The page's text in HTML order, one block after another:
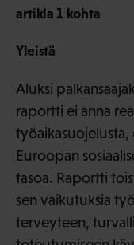
artikla 1 kohta
Yleistä
Aluksi
raportti ei anna
Euroopan
tasoa. Raportti
sen vaikutuksia
terveyteen,